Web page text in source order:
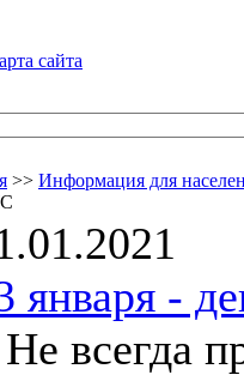
сайта
>> Информация для
января -
всегда